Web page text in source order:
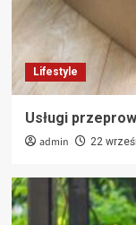
Lifestyle
Usługi
admin 22